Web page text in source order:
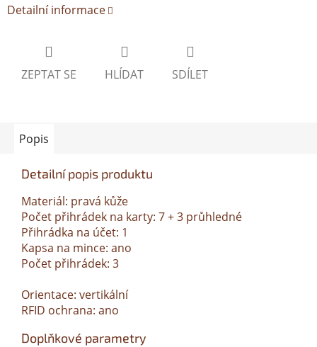
Detailní informace
ZEPTAT SE HLÍDAT SDÍLET
Popis
Detailní popis produktu
Materiál: pravá kůže
Počet přihrádek na karty: 7 + 3 průhledné
Přihrádka na účet: 1
Kapsa na mince: ano
Počet přihrádek: 3
Orientace: vertikální
RFID ochrana: ano
Doplňkové parametry